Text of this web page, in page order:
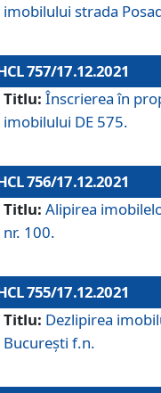
imobilului strada
757/17.12.2021
Titlu: Înscrierea în
imobilului DE 575.
756/17.12.2021
Titlu: Alipirea
nr. 100.
755/17.12.2021
Titlu: Dezlipirea
București f.n.